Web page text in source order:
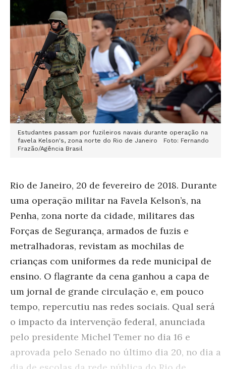
Estudantes passam por fuzileiros navais durante operação na
favela Kelson's, zona norte do Rio de Janeiro Foto: Fernando
Frazão/Agência Brasil
Rio de Janeiro, 20 de fevereiro de 2018. Durante
uma operação militar na Favela Kelson’s, na
Penha, zona norte da cidade, militares das
Forças de Segurança, armados de fuzis e
metralhadoras, revistam as mochilas de
crianças com uniformes da rede municipal de
ensino. O flagrante da cena ganhou a capa de
um jornal de grande circulação e, em pouco
tempo, repercutiu nas redes sociais. Qual será
o impacto da intervenção federal, anunciada
pelo presidente Michel Temer no dia 16 e
aprovada pelo Senado no último dia 20, no dia a